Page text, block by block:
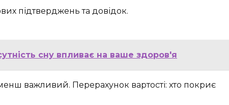
підтверджень та довідок.
сну впливає на ваше здоров'я
важливий. Перерахунок вартості: хто покриє